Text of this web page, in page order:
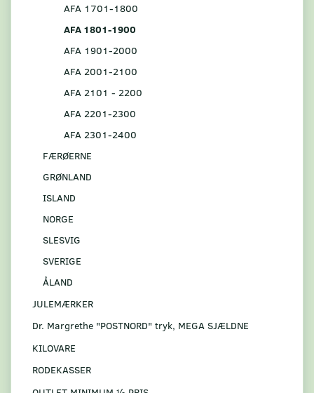
AFA 1701-1800
AFA 1801-1900
AFA 1901-2000
AFA 2001-2100
AFA 2101 - 2200
AFA 2201-2300
AFA 2301-2400
FÆRØERNE
GRØNLAND
ISLAND
NORGE
SLESVIG
SVERIGE
ÅLAND
JULEMÆRKER
Dr. Margrethe "POSTNORD" tryk, MEGA SJÆLDNE
KILOVARE
RODEKASSER